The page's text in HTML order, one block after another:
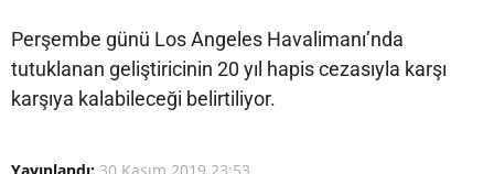
Perşembe günü Los Angeles Havalimanı’nda
tutuklanan geliştiricinin 20 yıl hapis cezasıyla karşı
karşıya kalabileceği belirtiliyor.